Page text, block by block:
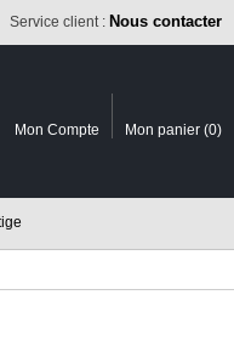
Service client : Nous contacter
Mon Compte Mon panier (0)